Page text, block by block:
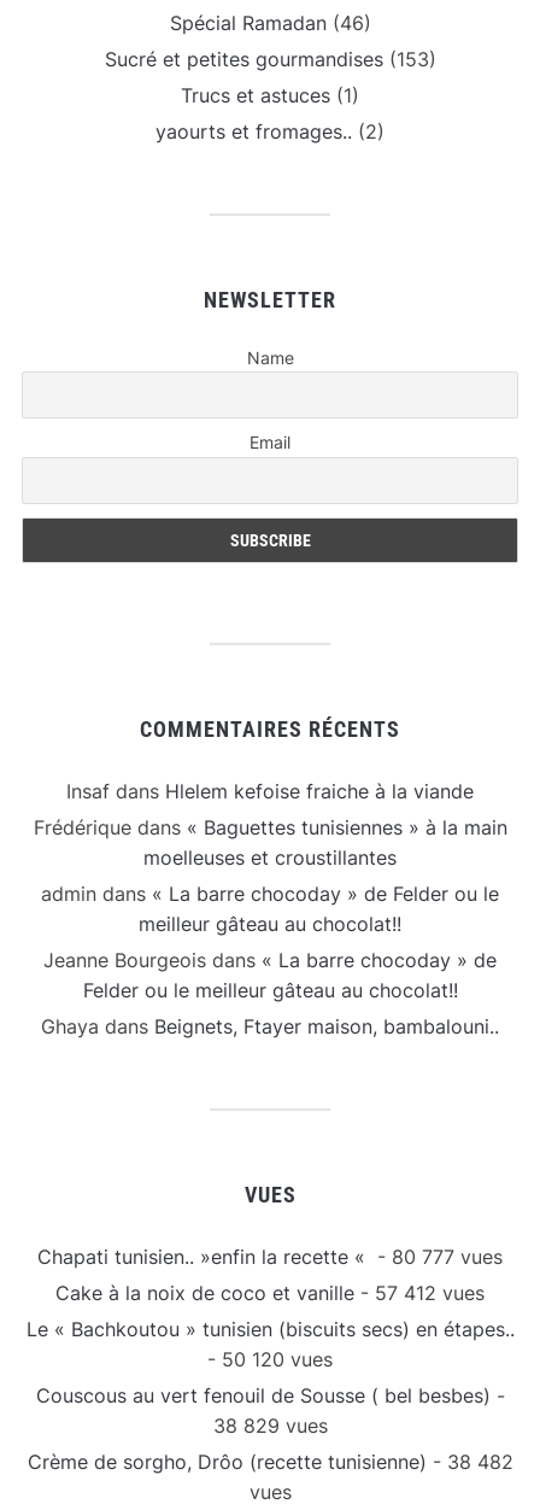
Spécial Ramadan(46)
Sucré et petites gourmandises(153)
Trucs et astuces (1)
yaourts et fromages.. (2)
NEWSLETTER
Name
Email
COMMENTAIRES RÉCENTS
Insaf dans Hlelem kefoise fraiche à la viande
Frédériquedans « Baguettes tunisiennes » à la main
moelleuses et croustillantes
admin dans « La barre chocoday » de Felder ou le
meilleur gâteau au chocolat!!
Jeanne Bourgeois dans « La barre chocoday » de
Felder ou le meilleur gâteau au chocolat!!
Ghaya dans Beignets, Ftayer maison, bambalouni..
VUES
Chapati tunisien.. »enfin la recette « - 80 777 vues
Cake à la noix de coco et vanille - 57 412 vues
Le « Bachkoutou » tunisien (biscuits secs) en étapes..
- 50 120 vues
Couscous au vert fenouil de Sousse ( bel besbes) -
38 829 vues
Crème de sorgho, Drôo (recette tunisienne) - 38 482
vues